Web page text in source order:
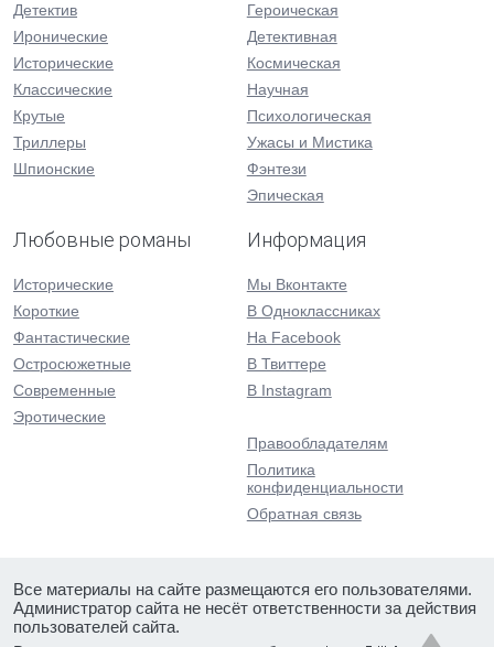
Детектив
Иронические
Исторические
Классические
Крутые
Триллеры
Шпионские
Героическая
Детективная
Космическая
Научная
Психологическая
Ужасы и Мистика
Фэнтези
Эпическая
Любовные романы
Исторические
Короткие
Фантастические
Остросюжетные
Современные
Эротические
Информация
Мы Вконтакте
В Одноклассниках
На Facebook
В Твиттере
В Instagram
Правообладателям
Политика
конфиденциальности
Обратная связь
Все материалы на сайте размещаются его пользователями.
Администратор сайта не несёт ответственности за действия
пользователей сайта.